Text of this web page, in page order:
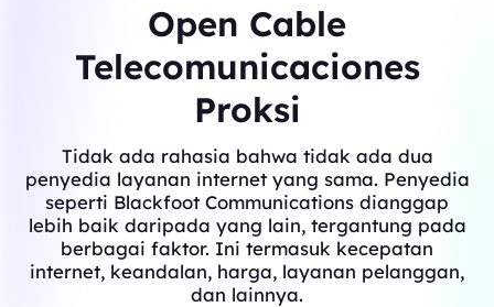
Open Cable
Telecomunicaciones
Proksi
Tidak ada rahasia bahwa tidak ada dua
penyedia layanan internet yang sama. Penyedia
seperti Blackfoot Communications dianggap
lebih baik daripada yang lain, tergantung pada
berbagai faktor. Ini termasuk kecepatan
internet, keandalan, harga, layanan pelanggan,
dan lainnya.